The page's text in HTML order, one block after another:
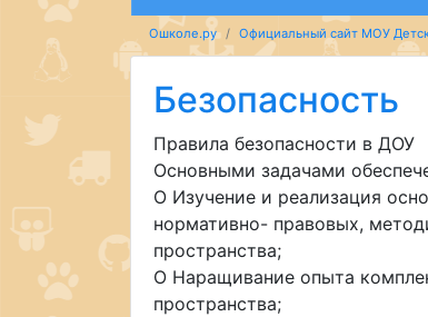
Ошколе.ру Официальный сайт МОУ
Безопасность
Правила безопасности в ДОУ
Основными задачами
O Изучение и реализация
нормативно- правовых,
пространства;
O Наращивание опыта
пространства;